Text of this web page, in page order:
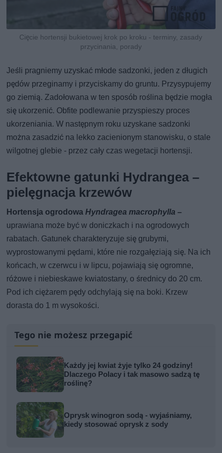
Cięcie hortensji bukietowej krok po kroku - terminy, zasady
przycinania, porady
Jeśli pragniemy uzyskać młode sadzonki, jeden z długich
pędów przeginamy i przyciskamy do gruntu. Przysypujemy
go ziemią. Zadołowana w ten sposób roślina będzie mogła
się ukorzenić. Obfite podlewanie przyspieszy proces
ukorzeniania. W następnym roku uzyskane sadzonki
można zasadzić na lekko zacienionym stanowisku, o stale
wilgotnej glebie - przez cały czas wegetacji hortensji.
Efektowne gatunki Hydrangea –
pielęgnacja krzewów
Hortensja ogrodowaHyndragea macrophylla –
uprawiana może być w doniczkach i na ogrodowych
rabatach. Gatunek charakteryzuje się grubymi,
wyprostowanymi pędami, które nie rozgałęziają się. Na ich
końcach, w czerwcu i w lipcu, pojawiają się ogromne,
różowe i niebieskawe kwiatostany, o średnicy do 20 cm.
Pod ich ciężarem pędy odchylają się na boki. Krzew
dorasta do 1 m wysokości.
Tego nie możesz przegapić
Każdy jej kwiat żyje tylko 24 godziny!
Dlaczego Polacy i tak masowo sadzą tę
roślinę?
Oprysk winogron sodą - wyjaśniamy,
kiedy stosować oprysk z sody